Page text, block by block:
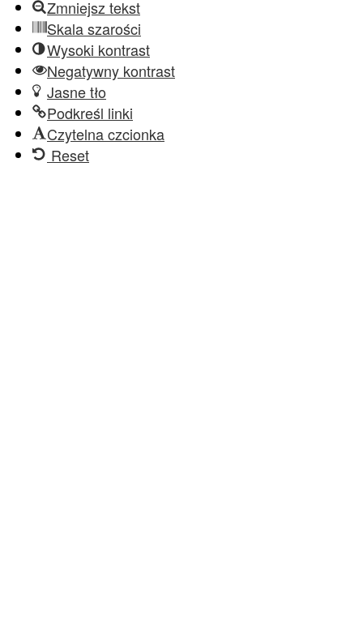
Zmniejsz tekst
Skala szarości
Wysoki kontrast
Negatywny kontrast
Jasne tło
Podkreśl linki
Czytelna czcionka
Reset